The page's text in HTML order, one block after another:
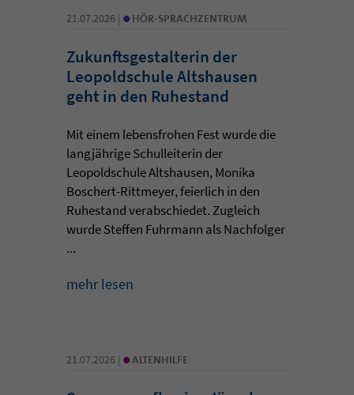
21.07.2026 | • HÖR-SPRACHZENTRUM
Zukunftsgestalterin der
Leopoldschule Altshausen
geht in den Ruhestand
Mit einem lebensfrohen Fest wurde die
langjährige Schulleiterin der
Leopoldschule Altshausen, Monika
Boschert-Rittmeyer, feierlich in den
Ruhestand verabschiedet. Zugleich
wurde Steffen Fuhrmann als Nachfolger
...
mehr lesen
21.07.2026 | • ALTENHILFE